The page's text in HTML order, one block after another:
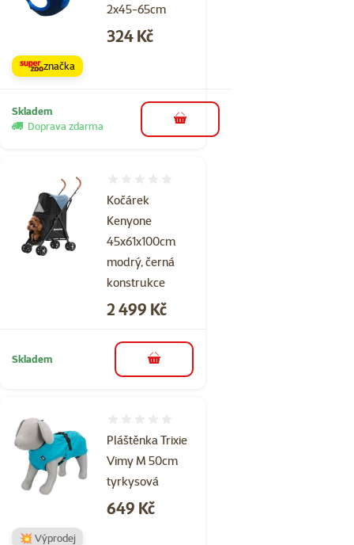
2x45-65cm
Cena
324 Kč
značka
Skladem
Doprava zdarma
do košíku
Kočárek
Kenyone
45x61x100cm
modrý, černá
konstrukce​
Cena
2 499 Kč
Skladem do košíku
Pláštěnka Trixie
Vimy M 50cm
tyrkysová
Cena
649 Kč
💥 Výprodej